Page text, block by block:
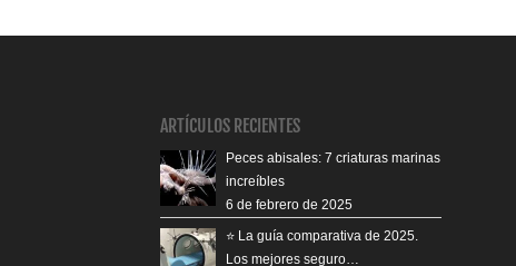
ARTÍCULOS RECIENTES
Peces abisales: 7 criaturas marinas
increíbles
6 de febrero de 2025
⭐️ La guía comparativa de 2025.
Los mejores seguro…